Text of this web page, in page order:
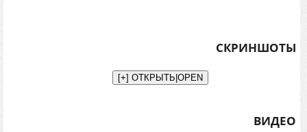
СКРИНШОТЫ
ВИДЕО